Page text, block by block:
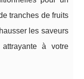
tranches de fruits
les saveurs
à votre